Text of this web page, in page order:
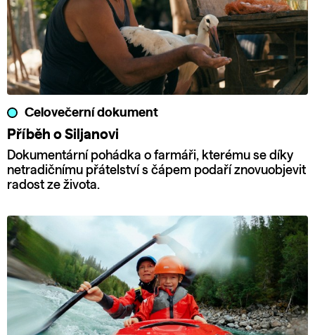
Celovečerní dokument
Příběh o Siljanovi
Dokumentární pohádka o farmáři, kterému se díky
netradičnímu přátelství s čápem podaří znovuobjevit
radost ze života.